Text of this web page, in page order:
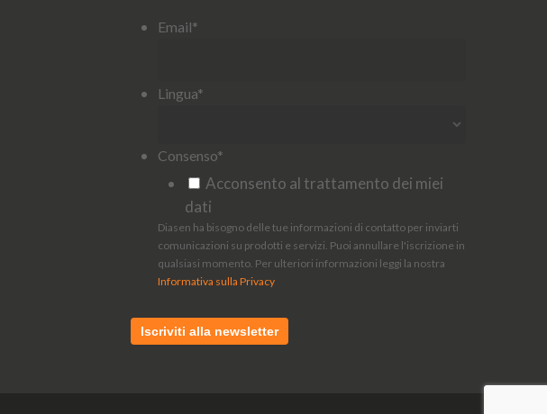
Email*
Lingua*
Consenso*
Acconsento al trattamento dei miei
dati
Diasen ha bisogno delle tue informazioni di contatto per inviarti
comunicazioni su prodotti e servizi. Puoi annullare l'iscrizione in
qualsiasi momento. Per ulteriori informazioni leggi la nostra
Informativa sulla Privacy